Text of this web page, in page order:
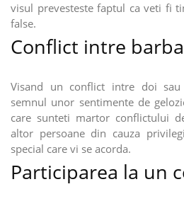
visul prevesteste faptul ca veti fi
false.
Conflict intre
Visand un conflict intre doi
semnul unor sentimente de
care sunteti martor conflictului
altor persoane din cauza
special care vi se acorda.
Participarea la un